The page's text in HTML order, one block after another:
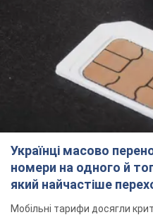
Українці масово
номери на одного й
який найчастіше
Мобільні тарифи досягли